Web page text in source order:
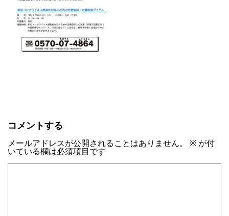
コメントする
メールアドレスが公開されることはありません。 ※ が付
いている欄は必須項目です